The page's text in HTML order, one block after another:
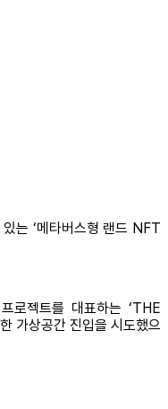
는 ‘메타버스형 랜드 NFT
로젝트를 대표하는 ‘THE
가상공간 진입을 시도했으